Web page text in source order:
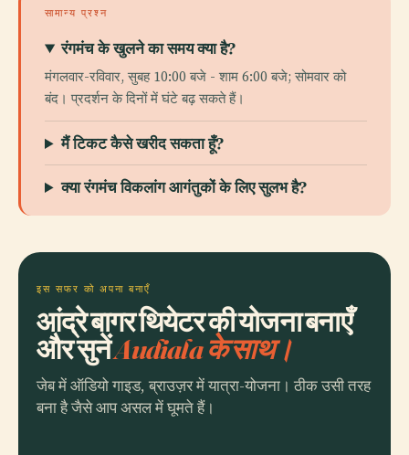
सामान्य प्रश्न
रंगमंच के खुलने का समय क्या है?
मंगलवार-रविवार, सुबह 10:00 बजे - शाम 6:00 बजे; सोमवार को
बंद। प्रदर्शन के दिनों में घंटे बढ़ सकते हैं।
मैं टिकट कैसे खरीद सकता हूँ?
क्या रंगमंच विकलांग आगंतुकों के लिए सुलभ है?
इस सफर को अपना बनाएँ
आंद्रे बागर थियेटर की योजना बनाएँ
और सुनेंAudiala के साथ।
जेब में ऑडियो गाइड, ब्राउज़र में यात्रा-योजना। ठीक उसी तरह
बना है जैसे आप असल में घूमते हैं।